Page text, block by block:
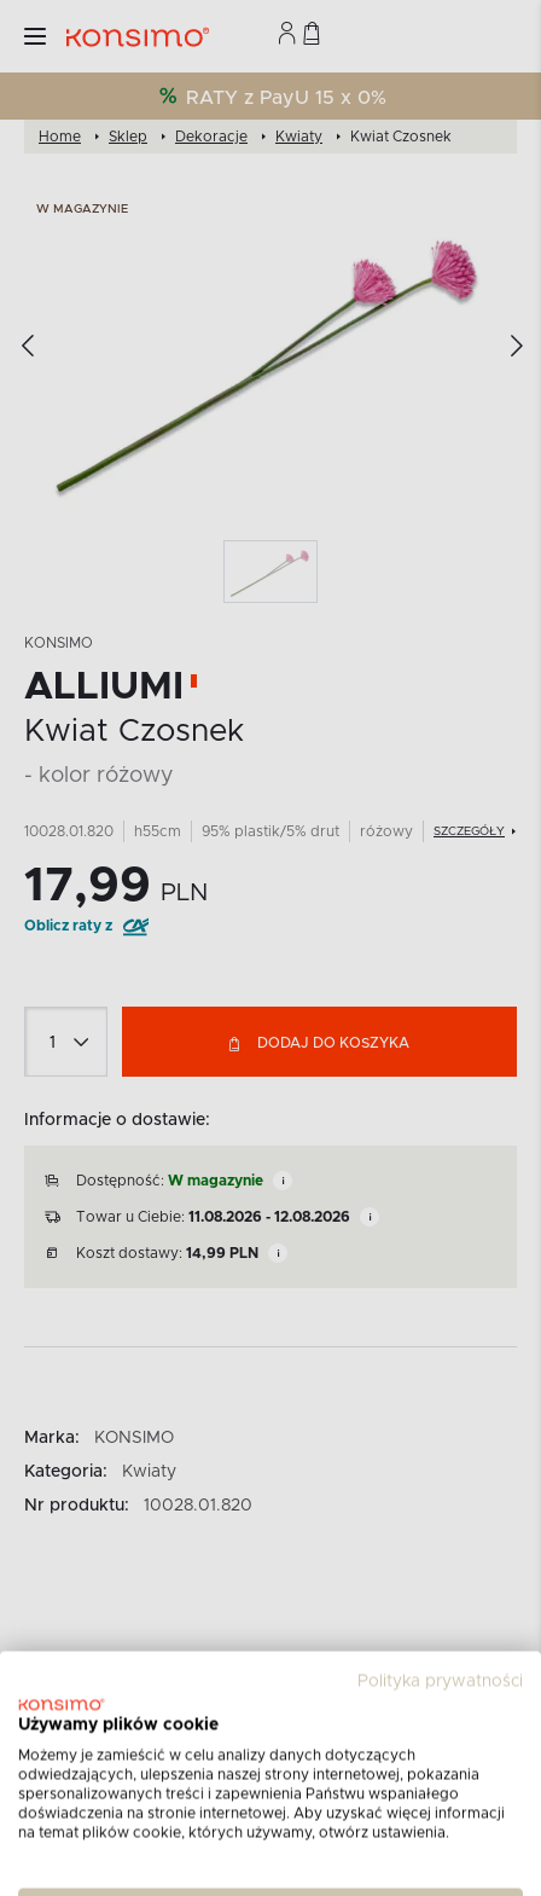
RATY z PayU 15 x 0%
Home Sklep Dekoracje Kwiaty Kwiat Czosnek
W MAGAZYNIE
KONSIMO
ALLIUMI
Kwiat Czosnek
- kolor różowy
10028.01.820 h55cm 95% plastik/5% drut różowy SZCZEGÓŁY
17,99 PLN
Oblicz raty z
DODAJ DO KOSZYKA
Informacje o dostawie:
Dostępność: W magazynie
Towar u Ciebie: 11.08.2026 - 12.08.2026
Koszt dostawy: 14,99 PLN
Marka:
KONSIMO
Kategoria:
Kwiaty
Nr produktu:
10028.01.820
różowy
Aktualnie nie ma żadnych opinii.Może chcesz
Polityka prywatności
Używamy plików cookie
Możemy je zamieścić w celu analizy danych dotyczących
odwiedzających, ulepszenia naszej strony internetowej, pokazania
spersonalizowanych treści i zapewnienia Państwu wspaniałego
doświadczenia na stronie internetowej. Aby uzyskać więcej informacji
na temat plików cookie, których używamy, otwórz ustawienia.